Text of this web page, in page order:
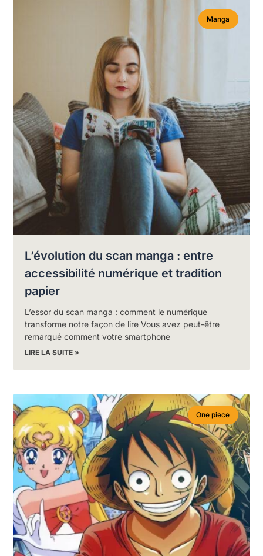
Manga
L’évolution du scan manga : entre
accessibilité numérique et tradition
papier
L’essor du scan manga : comment le numérique
transforme notre façon de lire Vous avez peut-être
remarqué comment votre smartphone
LIRE LA SUITE »
One piece